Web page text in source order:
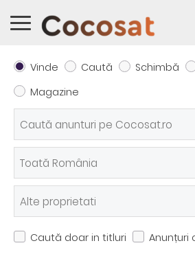
Vinde Caută Schimbă
Magazine
Caută doar in titluri Anunțuri